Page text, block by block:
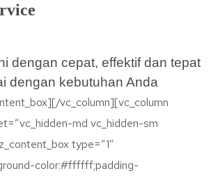
dengan cepat, effektif dan tepat
dengan kebutuhan Anda
vc_column][vc_column
md vc_hidden-sm
type=”1″
color:#ffffff;padding-